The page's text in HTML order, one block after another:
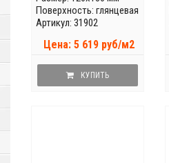
Поверхность: глянцевая
Артикул: 31902
Цена: 5 619 руб/м2
КУПИТЬ